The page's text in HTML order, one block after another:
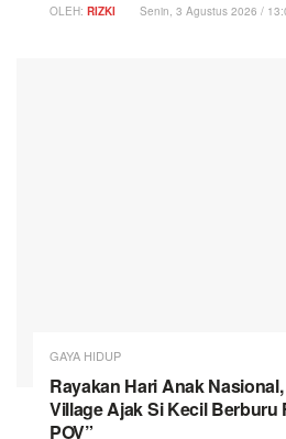
OLEH: RIZKI Senin, 3 Agustus 2026 /
GAYA HIDUP
Rayakan Hari Anak
Village Ajak Si Kecil Berburu
POV”